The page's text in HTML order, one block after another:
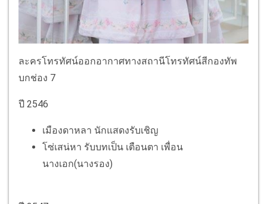
ละครโทรทัศน์ออกอากาศทางสถานีโทรทัศน์สีกองทัพ
บกช่อง 7
ปี 2546
เมืองดาหลา นักแสดงรับเชิญ
โซ่เสน่หา รับบทเป็น เตือนตา เพื่อน
นางเอก(นางรอง)